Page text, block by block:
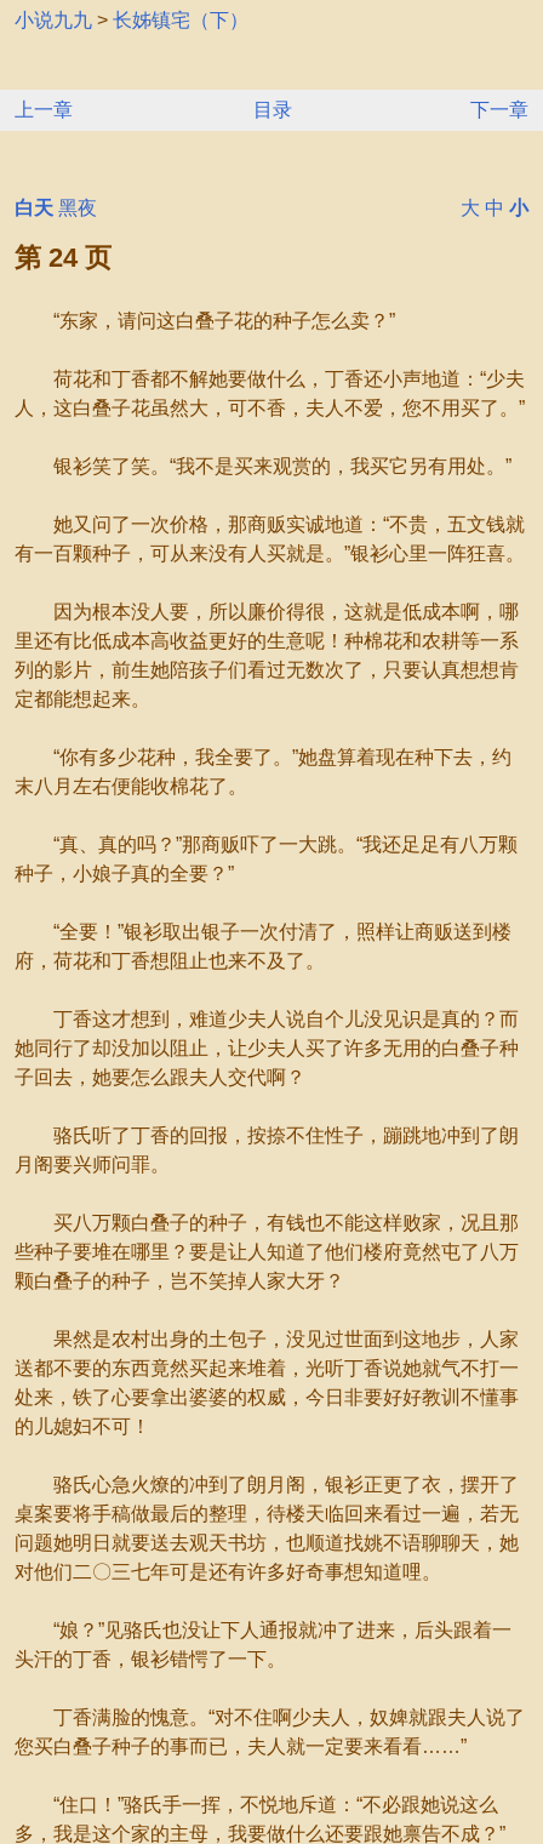
小说九九 > 长姊镇宅（下）
上一章 目录 下一章
白天 黑夜 大 中 小
第 24 页
“东家，请问这白叠子花的种子怎么卖？”
荷花和丁香都不解她要做什么，丁香还小声地道：“少夫
人，这白叠子花虽然大，可不香，夫人不爱，您不用买了。”
银衫笑了笑。“我不是买来观赏的，我买它另有用处。”
她又问了一次价格，那商贩实诚地道：“不贵，五文钱就
有一百颗种子，可从来没有人买就是。”银衫心里一阵狂喜。
因为根本没人要，所以廉价得很，这就是低成本啊，哪
里还有比低成本高收益更好的生意呢！种棉花和农耕等一系
列的影片，前生她陪孩子们看过无数次了，只要认真想想肯
定都能想起来。
“你有多少花种，我全要了。”她盘算着现在种下去，约
末八月左右便能收棉花了。
“真、真的吗？”那商贩吓了一大跳。“我还足足有八万颗
种子，小娘子真的全要？”
“全要！”银衫取出银子一次付清了，照样让商贩送到楼
府，荷花和丁香想阻止也来不及了。
丁香这才想到，难道少夫人说自个儿没见识是真的？而
她同行了却没加以阻止，让少夫人买了许多无用的白叠子种
子回去，她要怎么跟夫人交代啊？
骆氏听了丁香的回报，按捺不住性子，蹦跳地冲到了朗
月阁要兴师问罪。
买八万颗白叠子的种子，有钱也不能这样败家，况且那
些种子要堆在哪里？要是让人知道了他们楼府竟然屯了八万
颗白叠子的种子，岂不笑掉人家大牙？
果然是农村出身的土包子，没见过世面到这地步，人家
送都不要的东西竟然买起来堆着，光听丁香说她就气不打一
处来，铁了心要拿出婆婆的权威，今日非要好好教训不懂事
的儿媳妇不可！
骆氏心急火燎的冲到了朗月阁，银衫正更了衣，摆开了
桌案要将手稿做最后的整理，待楼天临回来看过一遍，若无
问题她明日就要送去观天书坊，也顺道找姚不语聊聊天，她
对他们二〇三七年可是还有许多好奇事想知道哩。
“娘？”见骆氏也没让下人通报就冲了进来，后头跟着一
头汗的丁香，银衫错愕了一下。
丁香满脸的愧意。“对不住啊少夫人，奴婢就跟夫人说了
您买白叠子种子的事而已，夫人就一定要来看看……”
“住口！”骆氏手一挥，不悦地斥道：“不必跟她说这么
多，我是这个家的主母，我要做什么还要跟她禀告不成？”